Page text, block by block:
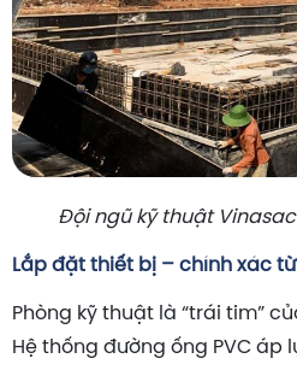
Đội ngũ kỹ thuật
Lắp đặt thiết bị – chính xác
Phòng kỹ thuật là “trái tim”
Hệ thống đường ống PVC áp